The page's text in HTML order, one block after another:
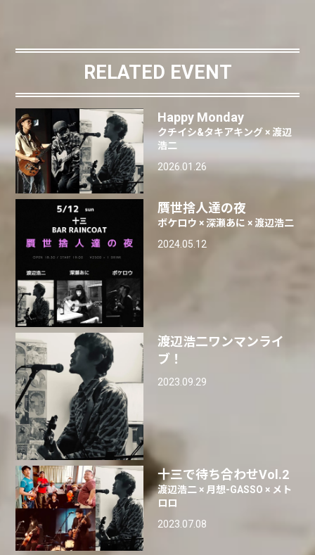
RELATED EVENT
Happy Monday
クチイシ&タキアキング × 渡辺
浩二
2026.01.26
贋世捨人達の夜
ボケロウ × 深瀬あに × 渡辺浩二
2024.05.12
渡辺浩二ワンマンライ
ブ！
2023.09.29
十三で待ち合わせVol.2
渡辺浩二 × 月想-GASSO × メト
ロロ
2023.07.08